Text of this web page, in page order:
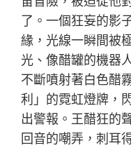
了。一個狂妄的影
緣，光線一瞬間被
光、像醋罐的機器
不斷噴射著白色醋
利」的霓虹燈牌，
出警報。王醋狂的
回音的嘲弄，刺耳